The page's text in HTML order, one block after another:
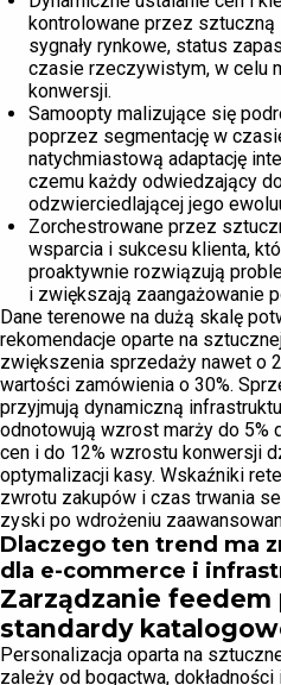
kontrolowane przez sztuczną
sygnały rynkowe, status
czasie rzeczywistym, w celu
konwersji.
Samoopty malizujące się
poprzez segmentację w
natychmiastową adaptację
czemu każdy odwiedzający
odzwierciedlającej jego
Zorchestrowane przez
wsparcia i sukcesu klienta,
proaktywnie rozwiązują
i zwiększają zaangażowanie
Dane terenowe na dużą skalę
rekomendacje oparte na
zwiększenia sprzedaży nawet o
wartości zamówienia o 30%.
przyjmują dynamiczną
odnotowują wzrost marży do 5%
cen i do 12% wzrostu konwersji
optymalizacji kasy. Wskaźniki
zwrotu zakupów i czas trwania
zyski po wdrożeniu
Dlaczego ten trend ma
dla e-commerce i
Zarządzanie
standardy
Personalizacja oparta na
zależy od bogactwa,